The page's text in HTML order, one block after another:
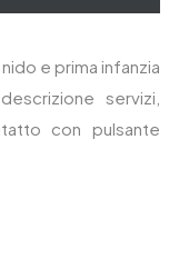
e prima infanzia
servizi,
con pulsante